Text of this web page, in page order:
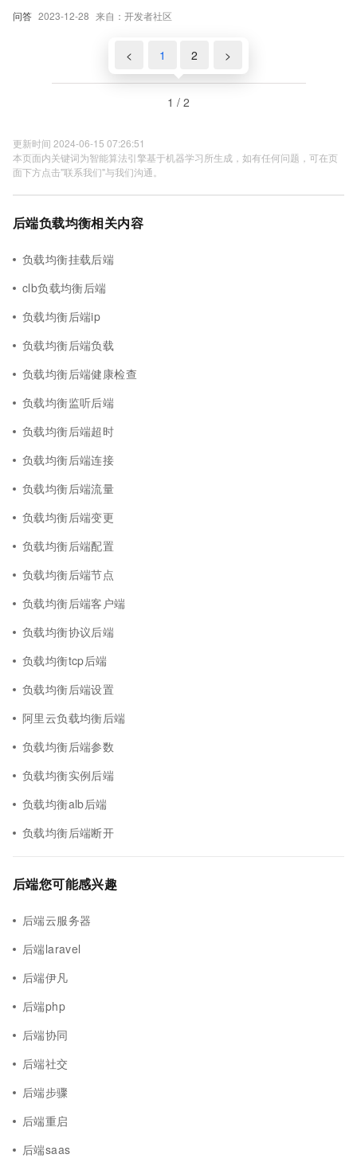
问答 2023-12-28 来自：开发者社区
< 1 2 >
1 / 2
更新时间 2024-06-15 07:26:51
本页面内关键词为智能算法引擎基于机器学习所生成，如有任何问题，可在页
面下方点击"联系我们"与我们沟通。
后端负载均衡相关内容
负载均衡挂载后端
clb负载均衡后端
负载均衡后端ip
负载均衡后端负载
负载均衡后端健康检查
负载均衡监听后端
负载均衡后端超时
负载均衡后端连接
负载均衡后端流量
负载均衡后端变更
负载均衡后端配置
负载均衡后端节点
负载均衡后端客户端
负载均衡协议后端
负载均衡tcp后端
负载均衡后端设置
阿里云负载均衡后端
负载均衡后端参数
负载均衡实例后端
负载均衡alb后端
负载均衡后端断开
后端您可能感兴趣
后端云服务器
后端laravel
后端伊凡
后端php
后端协同
后端社交
后端步骤
后端重启
后端saas